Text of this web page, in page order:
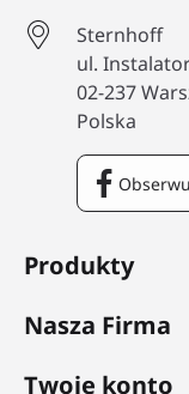
Produkty
Nasza Firma
Twoje konto
Sternhoff
ul.
02-237
Polska